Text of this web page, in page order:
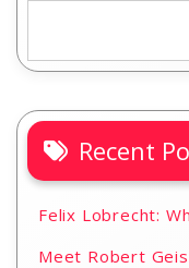
Recent
Felix Lobrecht:
Meet Robert